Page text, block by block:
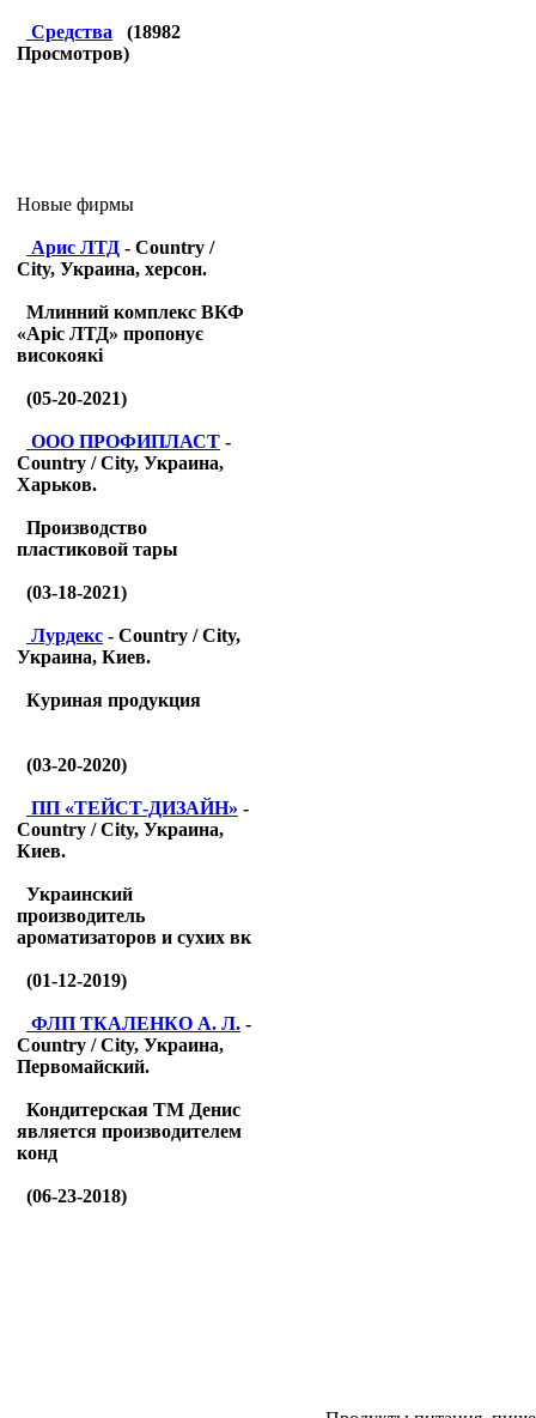
Средства (18982
Просмотров)
Новые фирмы
Арис ЛТД - Country /
City, Украина, херсон.
Млинний комплекс ВКФ
«Аріс ЛТД» пропонує
високоякі
(05-20-2021)
ООО ПРОФИПЛАСТ -
Country / City, Украина,
Харьков.
Производство
пластиковой тары
(03-18-2021)
Лурдекс - Country / City,
Украина, Киев.
Куриная продукция
(03-20-2020)
ПП «ТЕЙСТ-ДИЗАЙН» -
Country / City, Украина,
Киев.
Украинский
производитель
ароматизаторов и сухих вк
(01-12-2019)
ФЛП ТКАЛЕНКО А. Л. -
Country / City, Украина,
Первомайский.
Кондитерская ТМ Денис
является производителем
конд
(06-23-2018)